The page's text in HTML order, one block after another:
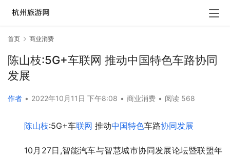
首页 商业消费
陈山枝:5G+车联网 推动中国特色车路协同
发展
作者 • 2022年10月11日 下午8:08 • 商业消费 • 阅读 568
陈山枝:5G+车联网 推动中国特色车路协同发展
10月27日,智能汽车与智慧城市协同发展论坛暨联盟年